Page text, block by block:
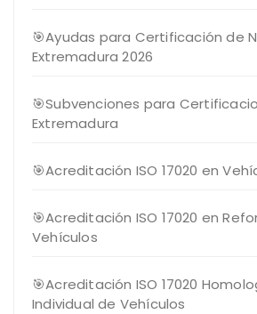
🎯Ayudas para Certificación de
Extremadura 2026
🎯Subvenciones para
Extremadura
🎯Acreditación ISO 17020 en
🎯Acreditación ISO 17020 en
Vehículos
🎯Acreditación ISO 17020
Individual de Vehículos